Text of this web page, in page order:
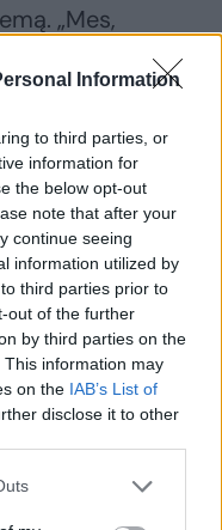
Information
to third parties, or
information for
the below opt-out
note that after your
continue seeing
information utilized by
third parties prior to
out of the further
by third parties on the
This information may
on the IAB’s List of
disclose it to other
„Mes,
proceso dalis,
atkreipėme į
kitos
ne mūsų sritis“,
Mockus.